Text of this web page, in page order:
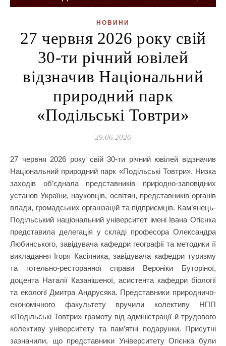
НОВИНИ
27 червня 2026 року свій
30-ти річний ювілей
відзначив Національний
природний парк
«Подільські Товтри»
29.06.2026
27 червня 2026 року свій 30-ти річний ювілей відзначив
Національний природний парк «Подільські Товтри». Низка
заходів об’єднала представників природно-заповідних
установ України, науковців, освітян, представників органів
влади, громадських організацій та підприємців. Кам’янець-
Подільський національний університет імені Івана Огієнка
представила делегація у складі професора Олександра
Любинського, завідувача кафедри географії та методики її
викладання Ігоря Касіяника, завідувача кафедри туризму
та готельно-ресторанної справи Вероніки Буторіної,
доцента Наталії Казанішеної, асистента кафедри біології
та екології Дмитра Андрусяка. Представники природничо-
економічного факультету вручили колективу НПП
«Подільські Товтри» грамоту від адміністрації й трудового
колективу університету та пам’ятні подарунки. Присутні
зазначили, що представники Університету Огієнка були